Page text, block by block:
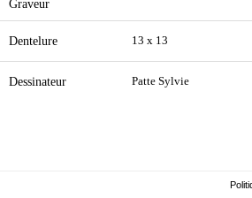
Graveur
Dentelure 13 x 13
Dessinateur Patte Sylvie